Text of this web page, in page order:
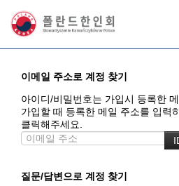
이메일 주소로 계정 찾기
아이디/비밀번호는 가입시 등록한
가입할 때 등록한 메일 주소를 입력
클릭해주세요.
질문/답변으로 계정 찾기